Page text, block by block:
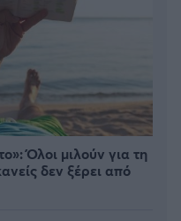
Όλοι μιλούν για τη
δεν ξέρει από